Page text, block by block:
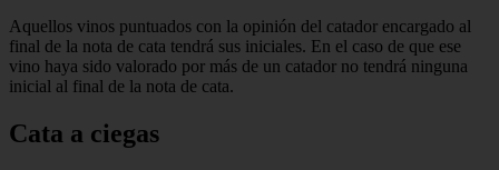
Aquellos vinos puntuados con la opinión del catador encargado al
final de la nota de cata tendrá sus iniciales. En el caso de que ese
vino haya sido valorado por más de un catador no tendrá ninguna
inicial al final de la nota de cata.
Cata a ciegas